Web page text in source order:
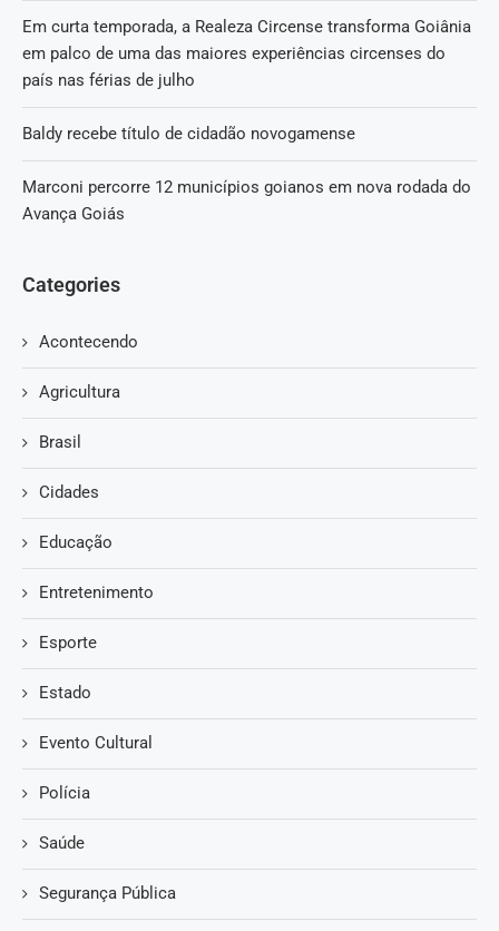
Em curta temporada, a Realeza Circense transforma Goiânia
em palco de uma das maiores experiências circenses do
país nas férias de julho
Baldy recebe título de cidadão novogamense
Marconi percorre 12 municípios goianos em nova rodada do
Avança Goiás
Categories
Acontecendo
Agricultura
Brasil
Cidades
Educação
Entretenimento
Esporte
Estado
Evento Cultural
Polícia
Saúde
Segurança Pública